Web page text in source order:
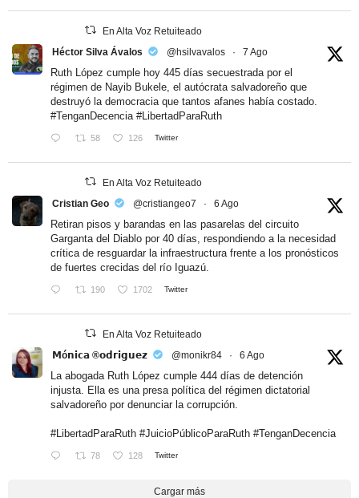
En Alta Voz Retuiteado
Héctor Silva Ávalos
@hsilvavalos · 7 Ago
Ruth López cumple hoy 445 días secuestrada por el
régimen de Nayib Bukele, el autócrata salvadoreño que
destruyó la democracia que tantos afanes había costado.
#TenganDecencia #LibertadParaRuth
58 126 Twitter
En Alta Voz Retuiteado
Cristian Geo
@cristiangeo7 · 6 Ago
Retiran pisos y barandas en las pasarelas del circuito
Garganta del Diablo por 40 días, respondiendo a la necesidad
crítica de resguardar la infraestructura frente a los pronósticos
de fuertes crecidas del río Iguazú.
190 1702 Twitter
En Alta Voz Retuiteado
𝗠ó𝗻𝗶𝗰𝗮 ®𝗼𝗱𝗿𝗶𝗴𝘂𝗲𝘇
@monikr84 · 6 Ago
La abogada Ruth López cumple 444 días de detención
injusta. Ella es una presa política del régimen dictatorial
salvadoreño por denunciar la corrupción.
#LibertadParaRuth #JuicioPúblicoParaRuth #TenganDecencia
78 128 Twitter
Cargar más